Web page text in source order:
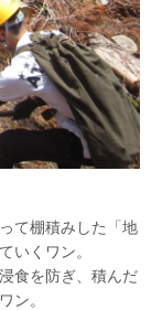
て棚積みした「地
いくワン。
食を防ぎ、積んだ
ン。